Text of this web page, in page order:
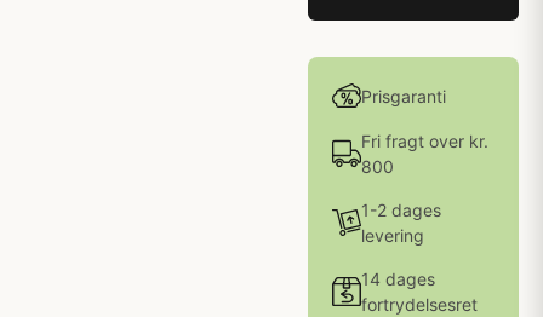
Prisgaranti
Fri fragt over kr.
800
1-2 dages
levering
14 dages
fortrydelsesret